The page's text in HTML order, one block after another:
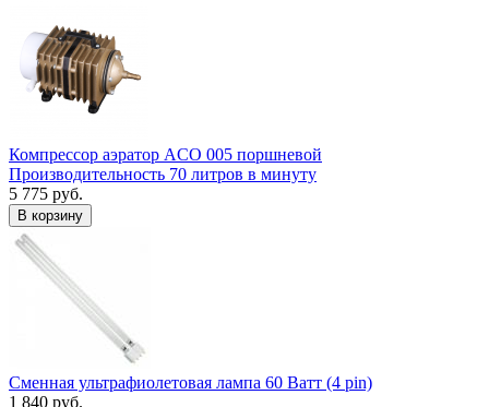
Компрессор аэратор ACO 005 поршневой
Производительность 70 литров в минуту
5 775 руб.
В корзину
Сменная ультрафиолетовая лампа 60 Ватт (4 pin)
1 840 руб.